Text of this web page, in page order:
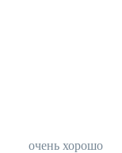
очень хорошо